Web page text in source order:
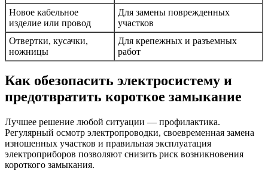
Новое кабельное
изделие или провод
Для замены поврежденных
участков
Отвертки, кусачки,
ножницы
Для крепежных и разъемных
работ
Как обезопасить электросистему и
предотвратить короткое замыкание
Лучшее решение любой ситуации — профилактика.
Регулярный осмотр электропроводки, своевременная замена
изношенных участков и правильная эксплуатация
электроприборов позволяют снизить риск возникновения
короткого замыкания.